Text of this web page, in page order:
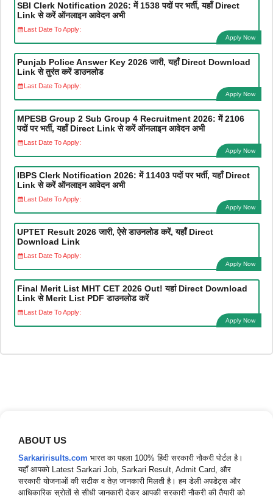
SBI Clerk Notification 2026: में 1538 पदों पर भर्ती, यहाँ Direct
Link से करें ऑनलाइन आवेदन अभी
Last Date To Apply:
Apply Now
Punjab Police Answer Key 2026 जारी, यहाँ Direct Download
Link से तुरंत करें डाउनलोड
Last Date To Apply:
Apply Now
MPESB Group 2 Sub Group 4 Recruitment 2026: में 2106
पदों पर भर्ती, यहाँ Direct Link से करें ऑनलाइन आवेदन अभी
Last Date To Apply:
Apply Now
IBPS Clerk Notification 2026: में 11403 पदों पर भर्ती, यहाँ Direct
Link से करें ऑनलाइन आवेदन अभी
Last Date To Apply:
Apply Now
UPTET Result 2026 जारी, ऐसे डाउनलोड करें, यहाँ Direct
Download Link
Last Date To Apply:
Apply Now
Final Merit List MHT CET 2026 Out! यहां Direct Download
Link से Merit List PDF डाउनलोड करें
Last Date To Apply:
Apply Now
ABOUT US
Sarkaririsults.com भारत का पहला 100% हिंदी सरकारी नौकरी पोर्टल है।
यहाँ आपको Latest Sarkari Job, Sarkari Result, Admit Card, और
सरकारी योजनाओं की सटीक व तेज़ जानकारी मिलती है। हम डेली अपडेट्स और
आधिकारिक स्रोतों से सीधी जानकारी देकर आपकी सरकारी नौकरी की तैयारी को